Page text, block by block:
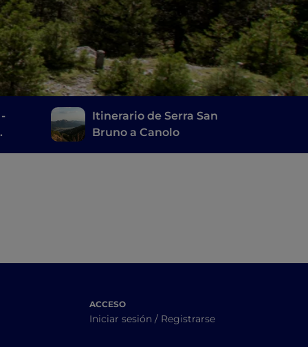
Itinerario de Serra San
Bruno a Canolo
ACCESO
Iniciar sesión / Registrarse